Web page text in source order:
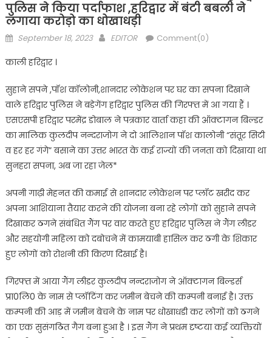
पुलिस ने किया पर्दाफाश ,हरिद्वार में बंटी बबली ने
लगाया करोड़ो का धोखाधड़ी
Posted
September 18, 2023 Author
EDITOR Comment(0)
काली हरिद्वार ।
सुहाने सपने ,पॉश कॉलोनी,शानदार लोकेशन पर घर का सपना दिखाने
वाले हरिद्वार पुलिस ने बड़ेगेंग हरिद्वार पुलिस की गिरफ्त में आ गया हैं ।
एसएसपी हरिद्वार परमेंद्र डोबाल ने पत्रकार वार्ता कहा की ऑक्टागन बिल्डर
का मालिक कुलदीप नन्दराजोग ने दो आलिशान पॉश कालोनी “संतूर सिटी
व हर हर गंगे” बसाने का उत्तर भारत के कई राज्यों की जनता को दिखाया था
सुनहरा सपना, अब जा रहा जेल*
अपनी गाढ़ी मेहनत की कमाई से शानदार लोकेशन पर प्लॉट खरीद कर
अपना आशियाना तैयार करने की योजना बना रहे लोगों को सुहाने सपने
दिखाकर ठगने संबंधित गैंग पर वार करते हुए हरिद्वार पुलिस ने गैंग लीडर
और सहयोगी महिला को दबोचने में कामयाबी हासिल कर ठगी के शिकार
हुए लोगों को रोशनी की किरण दिखाई है।
गिरफ्त में आया गैंग लीडर कुलदीप नन्दराजोग ने ऑक्टागन बिल्डर्स
प्रा0लि0 के नाम से प्लॉटिंग कर जमीन बेचने की कम्पनी बनाई है। उक्त
कम्पनी की आड़ में जमीन बेचने के नाम पर धोखाधडी कर लोगों को ठगने
का एक सुसंगठित गैग बना हुआ है । इस गैंग ने प्रथम दृष्टया कई व्यक्तियों